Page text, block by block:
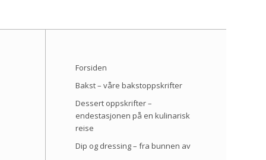
Forsiden
Bakst – våre bakstoppskrifter
Dessert oppskrifter –
endestasjonen på en kulinarisk
reise
Dip og dressing – fra bunnen av